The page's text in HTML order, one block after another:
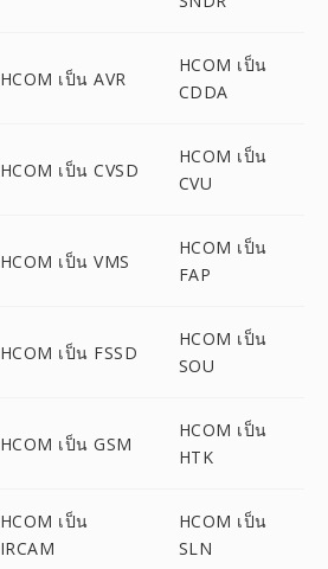
HCOM เป็น AVR
HCOM เป็น
CDDA
HCOM เป็น CVSD
HCOM เป็น
CVU
HCOM เป็น VMS
HCOM เป็น
FAP
HCOM เป็น FSSD
HCOM เป็น
SOU
HCOM เป็น GSM
HCOM เป็น
HTK
HCOM เป็น
IRCAM
HCOM เป็น
SLN